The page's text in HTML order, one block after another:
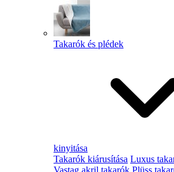
Takarók és plédek
kinyitása
Takarók kiárusítása Luxus
Vastag akril takarók Plüss